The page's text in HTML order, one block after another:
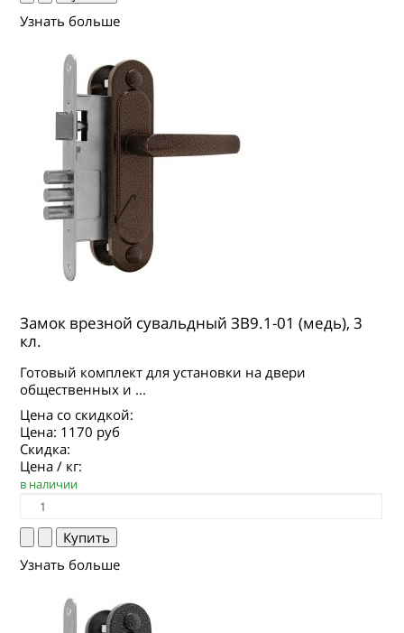
Узнать больше
Замок врезной сувальдный ЗВ9.1-01 (медь), 3
кл.
Готовый комплект для установки на двери
общественных и ...
Цена со скидкой:
Цена: 1170 руб
Скидка:
Цена / кг:
в наличии
Узнать больше